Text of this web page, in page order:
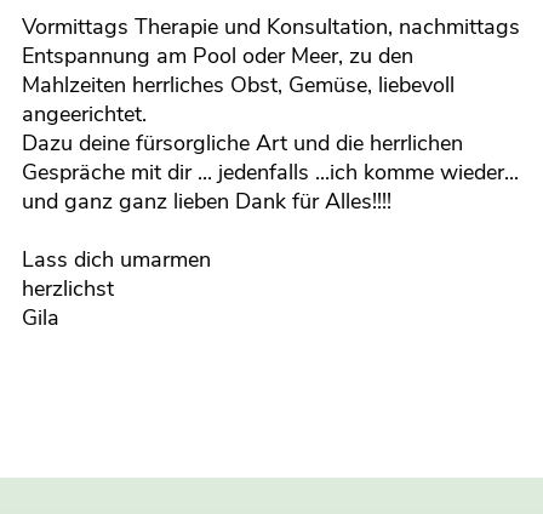
Vormittags Therapie und Konsultation, nachmittags
Entspannung am Pool oder Meer, zu den
Mahlzeiten herrliches Obst, Gemüse, liebevoll
angeerichtet.
Dazu deine fürsorgliche Art und die herrlichen
Gespräche mit dir ... jedenfalls ...ich komme wieder...
und ganz ganz lieben Dank für Alles!!!!
Lass dich umarmen
herzlichst
Gila